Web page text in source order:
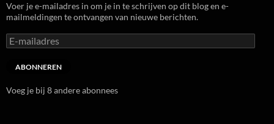
Voer je e-mailadres in om je in te schrijven op dit blog en e-
mailmeldingen te ontvangen van nieuwe berichten.
E-
mailadres
ABONNEREN
Voeg je bij 8 andere abonnees